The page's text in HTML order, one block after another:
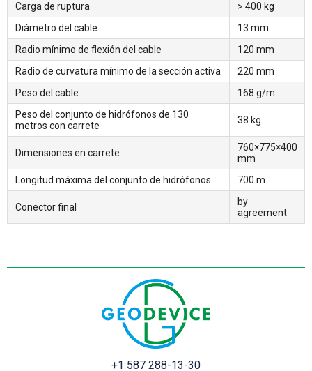
Carga de ruptura
> 400 kg
Diámetro del cable
13 mm
Radio mínimo de flexión del cable
120 mm
Radio de curvatura mínimo de la sección activa
220 mm
Peso del cable
168 g/m
Peso del conjunto de hidrófonos de 130
metros con carrete
38 kg
Dimensiones en carrete
760×775×400
mm
Longitud máxima del conjunto de hidrófonos
700 m
Conector final
by
agreement
+1 587 288-13-30